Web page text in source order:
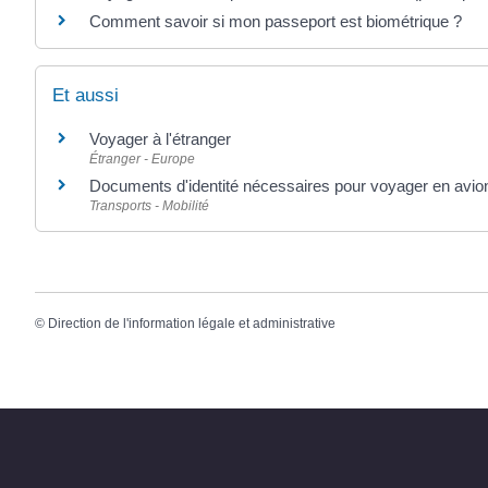
Comment savoir si mon passeport est biométrique ?
Et aussi
Voyager à l'étranger
Étranger - Europe
Documents d'identité nécessaires pour voyager en
Transports - Mobilité
© Direction de l'information légale et administrative